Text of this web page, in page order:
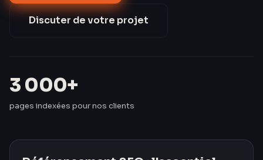
Discuter de votre projet
3 000+
pages indexées pour nos clients